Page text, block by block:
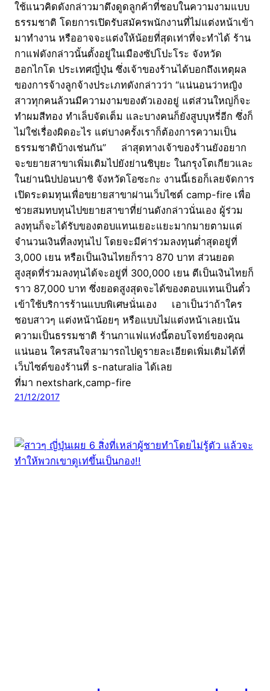
ใช้แนวคิดดังกล่าวมาดึงดูดลูกค้าที่ชอบในความงามแบบ
ธรรมชาติ โดยการเปิดรับสมัครพนักงานที่ไม่แต่งหน้าเข้า
มาทำงาน หรืออาจจะแต่งให้น้อยที่สุดเท่าที่จะทำได้ ร้าน
กาแฟดังกล่าวนั้นตั้งอยู่ในเมืองซัปโปะโระ จังหวัด
ฮอกไกโด ประเทศญี่ปุ่น ซึ่งเจ้าของร้านได้บอกถึงเหตุผล
ของการจ้างลูกจ้างประเภทดังกล่าวว่า “แน่นอนว่าหญิง
สาวทุกคนล้วนมีความงามของตัวเองอยู่ แต่ส่วนใหญ่ก็จะ
ทำผมสีทอง ทำเล็บจัดเต็ม และบางคนก็ยังสูบบุหรี่อีก ซึ่งก็
ไม่ใช่เรื่องผิดอะไร แต่บางครั้งเราก็ต้องการความเป็น
ธรรมชาติบ้างเช่นกัน” ล่าสุดทางเจ้าของร้านยังอยาก
จะขยายสาขาเพิ่มเติมไปยังย่านชิบุยะ ในกรุงโตเกียวและ
ในย่านนิปปอนบาชิ จังหวัดโอซะกะ งานนี้เธอก็เลยจัดการ
เปิดระดมทุนเพื่อขยายสาขาผ่านเว็บไซต์ camp-fire เพื่อ
ช่วยสมทบทุนไปขยายสาขาที่ย่านดังกล่าวนั่นเอง ผู้ร่วม
ลงทุนก็จะได้รับของตอบแทนเยอะแยะมากมายตามแต่
จำนวนเงินที่ลงทุนไป โดยจะมีค่าร่วมลงทุนต่ำสุดอยู่ที่
3,000 เยน หรือเป็นเงินไทยก็ราว 870 บาท ส่วนยอด
สูงสุดที่ร่วมลงทุนได้จะอยู่ที่ 300,000 เยน ตีเป็นเงินไทยก็
ราว 87,000 บาท ซึ่งยอดสูงสุดจะได้ของตอบแทนเป็นตั๋ว
เข้าใช้บริการร้านแบบพิเศษนั่นเอง เอาเป็นว่าถ้าใคร
ชอบสาวๆ แต่งหน้าน้อยๆ หรือแบบไม่แต่งหน้าเลยเน้น
ความเป็นธรรมชาติ ร้านกาแฟแห่งนี้ตอบโจทย์ของคุณ
แน่นอน ใครสนใจสามารถไปดูรายละเอียดเพิ่มเติมได้ที่
เว็บไซต์ของร้านที่ s-naturalia ได้เลย
ที่มา nextshark,camp-fire
21/12/2017